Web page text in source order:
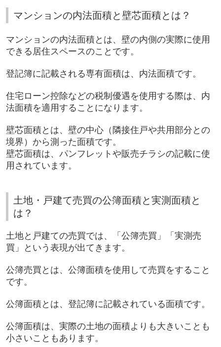
マンションの内法面積と壁芯面積とは？
マンションの内法面積とは、壁の内側の実際に使用
できる居住スペースのことです。
登記簿に記載される専有面積は、内法面積です。
住宅ローン控除などの税制優遇を使用する際は、内
法面積を適用することになります。
壁芯面積とは、壁の中心（隣接住戸や共用部分との
境界）から測った面積です。
壁芯面積は、パンフレットや販売チラシの記載に使
用されています。
土地・戸建て売買の公簿面積と実測面積と
は？
土地と戸建ての売買では、「公簿売買」「実測売
買」という表現が出てきます。
公簿売買とは、公簿面積を使用して売買をすること
です。
公簿面積とは、登記簿に記載されている面積です。
公簿面積は、実際の土地の面積よりも大きいことも
小さいこともあります。